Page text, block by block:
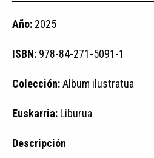
Año: 2025
ISBN: 978-84-271-5091-1
Colección:Album ilustratua
Euskarria: Liburua
Descripción